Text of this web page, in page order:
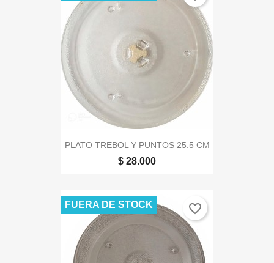
PLATO TREBOL Y PUNTOS 25.5 CM
$ 28.000
FUERA DE STOCK favorite_border